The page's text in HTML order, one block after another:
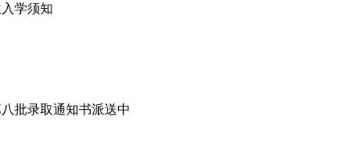
学须知
批录取通知书派送中